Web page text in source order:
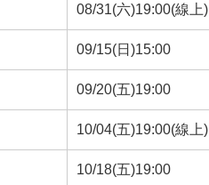
08/31(六)19:00(線上)
09/15(日)15:00
09/20(五)19:00
10/04(五)19:00(線上)
10/18(五)19:00